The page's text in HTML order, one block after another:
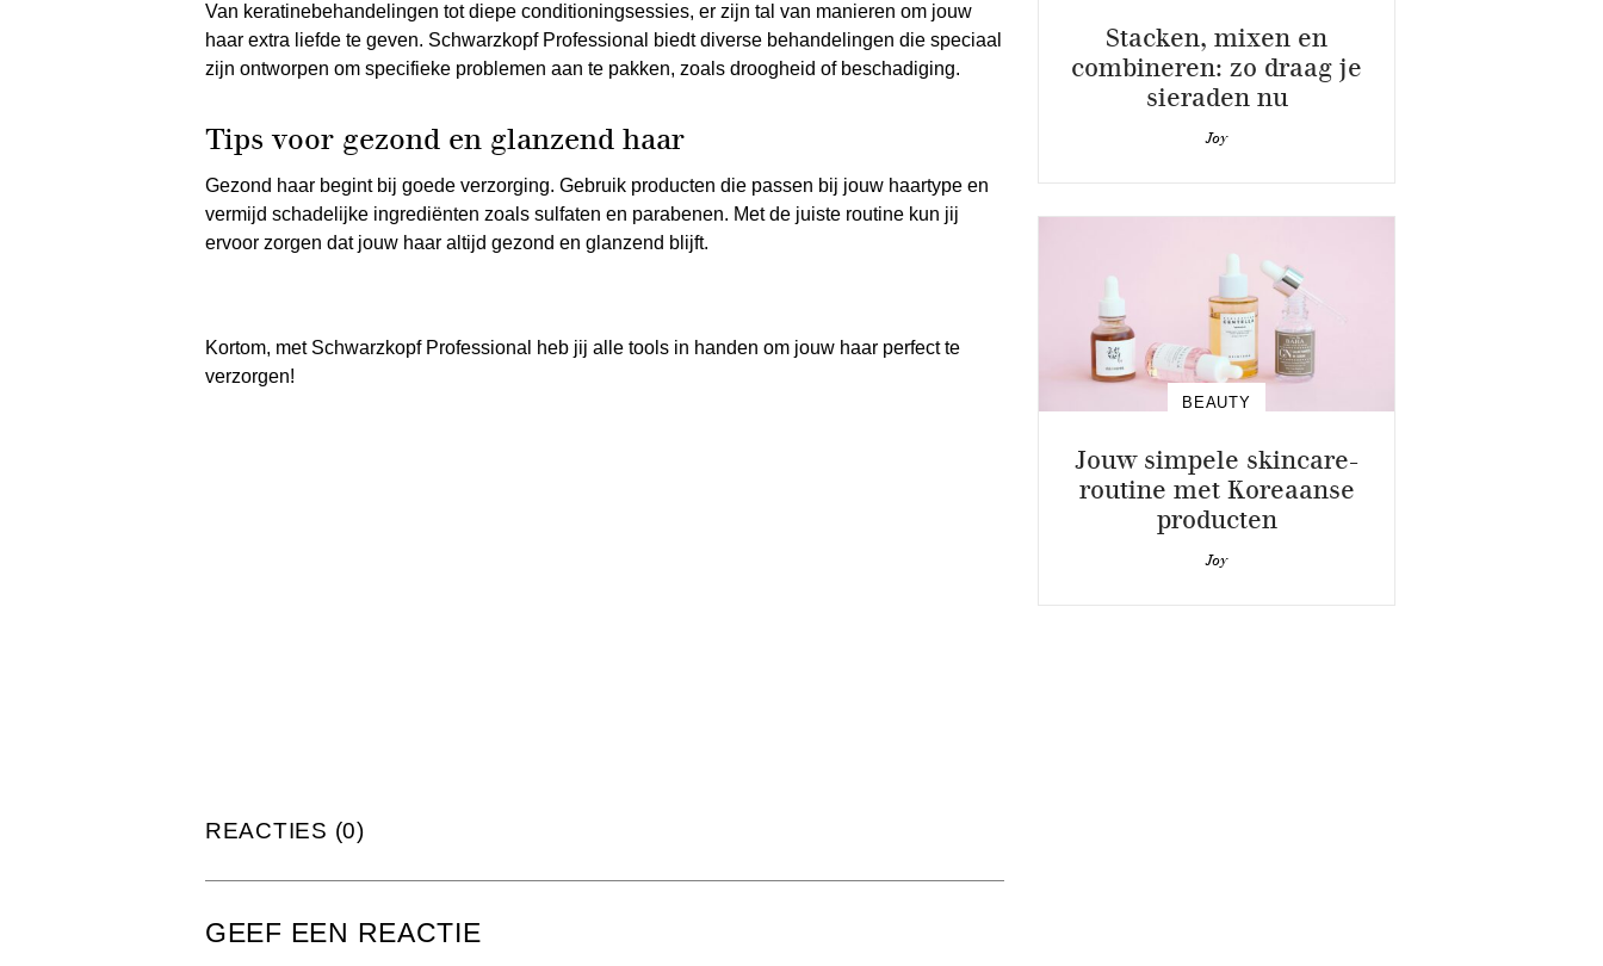
Van keratinebehandelingen tot diepe conditioningsessies, er zijn tal van manieren om jouw
haar extra liefde te geven. Schwarzkopf Professional biedt diverse behandelingen die speciaal
zijn ontworpen om specifieke problemen aan te pakken, zoals droogheid of beschadiging.
Tips voor gezond en glanzend haar
Gezond haar begint bij goede verzorging. Gebruik producten die passen bij jouw haartype en
vermijd schadelijke ingrediënten zoals sulfaten en parabenen. Met de juiste routine kun jij
ervoor zorgen dat jouw haar altijd gezond en glanzend blijft.
Kortom, met Schwarzkopf Professional heb jij alle tools in handen om jouw haar perfect te
verzorgen!
REACTIES (0)
GEEF EEN REACTIE
Stacken, mixen en
combineren: zo draag je
sieraden nu
Joy
BEAUTY
Jouw simpele skincare-
routine met Koreaanse
producten
Joy